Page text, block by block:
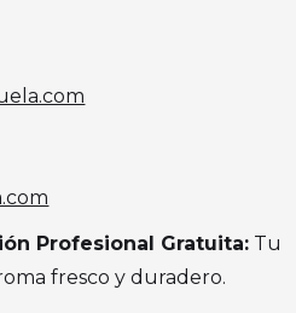
Profesional Gratuita: Tu
fresco y duradero.